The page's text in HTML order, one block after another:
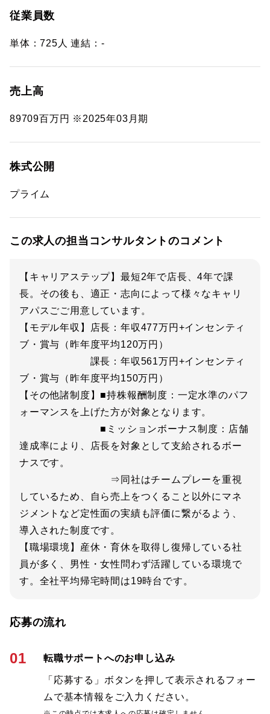
従業員数
単体：725人 連結：-
売上高
89709百万円 ※2025年03月期
株式公開
プライム
この求人の担当コンサルタントのコメント
【キャリアステップ】最短2年で店長、4年で課
長。その後も、適正・志向によって様々なキャリ
アパスごご用意しています。
【モデル年収】店長：年収477万円+インセンティ
ブ・賞与（昨年度平均120万円）
課長：年収561万円+インセンティ
ブ・賞与（昨年度平均150万円）
【その他諸制度】■持株報酬制度：一定水準のパフ
ォーマンスを上げた方が対象となります。
■ミッションボーナス制度：店舗
達成率により、店長を対象として支給されるボー
ナスです。
⇒同社はチームプレーを重視
しているため、自ら売上をつくること以外にマネ
ジメントなど定性面の実績も評価に繋がるよう、
導入された制度です。
【職場環境】産休・育休を取得し復帰している社
員が多く、男性・女性問わず活躍している環境で
す。全社平均帰宅時間は19時台です。
応募の流れ
01 転職サポートへのお申し込み
「応募する」ボタンを押して表示されるフォー
ムで基本情報をご入力ください。